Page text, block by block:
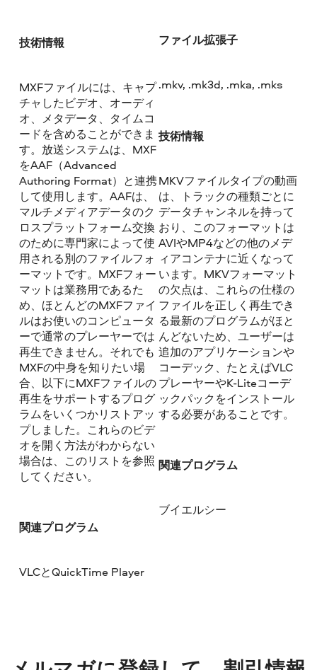
技術情報
MXFファイルには、キャプ
チャしたビデオ、オーディ
オ、メタデータ、タイムコ
ードを含めることができま
す。放送システムは、MXF
をAAF（Advanced
Authoring Format）と連携
して使用します。AAFは、
マルチメディアデータのク
ロスプラットフォーム交換
のために専門家によって使
用される別のファイルフォ
ーマットです。MXFフォー
マットは業務用であるた
め、ほとんどのMXFファイ
ルはお使いのコンピュータ
ーで通常のプレーヤーでは
再生できません。それでも
MXFの中身を知りたい場
合、以下にMXFファイルの
再生をサポートするプログ
ラムをいくつかリストアッ
プしました。これらのビデ
オを開く方法がわからない
場合は、このリストを参照
してください。
関連プログラム
VLCとQuickTime Player
ファイル拡張子
.mkv, .mk3d, .mka, .mks
技術情報
MKVファイルタイプの動画
は、トラックの種類ごとに
データチャンネルを持って
おり、このフォーマットは
AVIやMP4などの他のメデ
ィアコンテナに近くなって
います。MKVフォーマット
の欠点は、これらの仕様の
ファイルを正しく再生でき
る最新のプログラムがほと
んどないため、ユーザーは
追加のアプリケーションや
コーデック、たとえばVLC
プレーヤーやK-Liteコーデ
ックパックをインストール
する必要があることです。
関連プログラム
ブイエルシー